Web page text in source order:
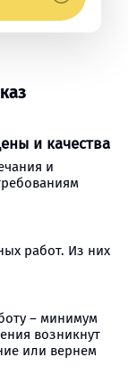
и качества
и
работ. Из них
– минимум
возникнут
или вернем